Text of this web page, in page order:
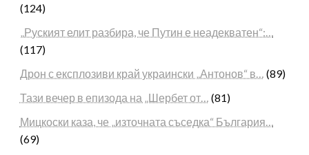
(124)
„Руският елит разбира, че Путин е неадекватен“:…
(117)
Дрон с експлозиви край украински „Антонов“ в… (89)
Тази вечер в епизода на „Шербет от… (81)
Мицкоски каза, че „източната съседка“ България…
(69)